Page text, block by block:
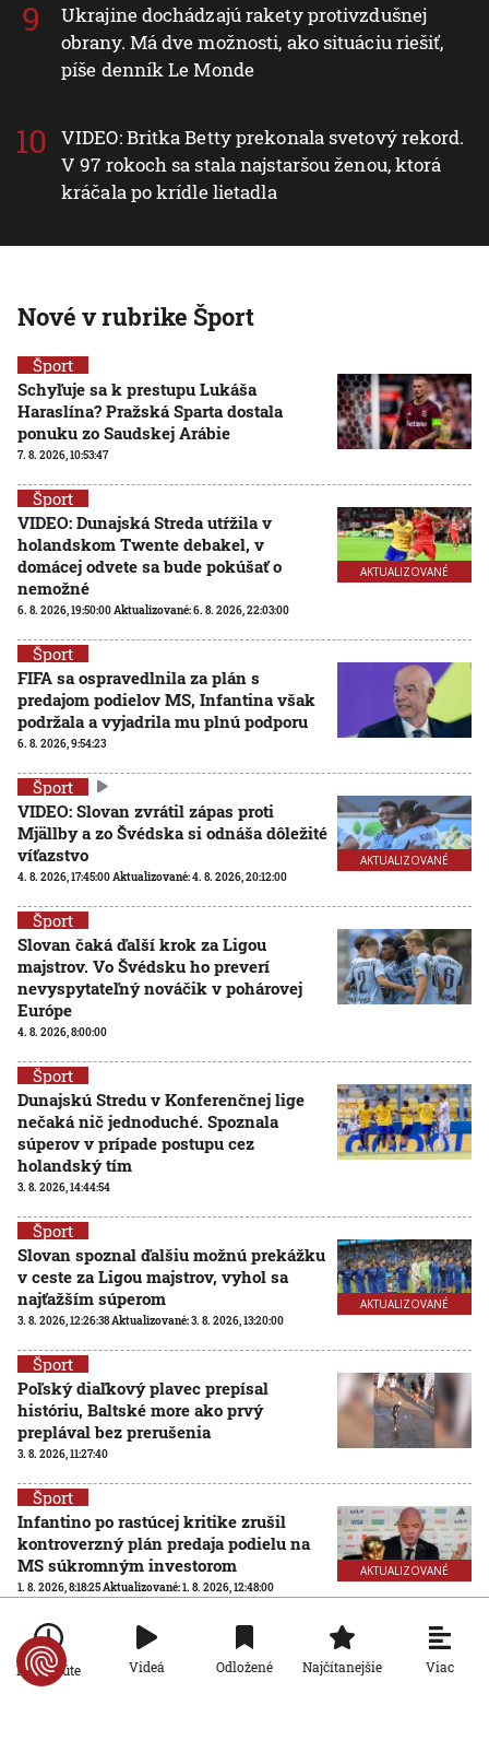
Ukrajine dochádzajú rakety protivzdušnej
obrany. Má dve možnosti, ako situáciu riešiť,
píše denník Le Monde
VIDEO: Britka Betty prekonala svetový rekord.
V 97 rokoch sa stala najstaršou ženou, ktorá
kráčala po krídle lietadla
Nové v rubrike Šport
Šport
Schyľuje sa k prestupu Lukáša
Haraslína? Pražská Sparta dostala
ponuku zo Saudskej Arábie
7. 8. 2026, 10:53:47
AKTUALIZOVANÉ
Šport
VIDEO: Dunajská Streda utŕžila v
holandskom Twente debakel, v
domácej odvete sa bude pokúšať o
nemožné
6. 8. 2026, 19:50:00 Aktualizované:6. 8. 2026, 22:03:00
Šport
FIFA sa ospravedlnila za plán s
predajom podielov MS, Infantina však
podržala a vyjadrila mu plnú podporu
6. 8. 2026, 9:54:23
AKTUALIZOVANÉ
Šport
VIDEO: Slovan zvrátil zápas proti
Mjällby a zo Švédska si odnáša dôležité
víťazstvo
4. 8. 2026, 17:45:00 Aktualizované:4. 8. 2026, 20:12:00
Šport
Slovan čaká ďalší krok za Ligou
majstrov. Vo Švédsku ho preverí
nevyspytateľný nováčik v pohárovej
Európe
4. 8. 2026, 8:00:00
Šport
Dunajskú Stredu v Konferenčnej lige
nečaká nič jednoduché. Spoznala
súperov v prípade postupu cez
holandský tím
3. 8. 2026, 14:44:54
AKTUALIZOVANÉ
Šport
Slovan spoznal ďalšiu možnú prekážku
v ceste za Ligou majstrov, vyhol sa
najťažším súperom
3. 8. 2026, 12:26:38 Aktualizované:3. 8. 2026, 13:20:00
Šport
Poľský diaľkový plavec prepísal
históriu, Baltské more ako prvý
preplával bez prerušenia
3. 8. 2026, 11:27:40
AKTUALIZOVANÉ
Šport
Infantino po rastúcej kritike zrušil
kontroverzný plán predaja podielu na
MS súkromným investorom
1. 8. 2026, 8:18:25 Aktualizované:1. 8. 2026, 12:48:00
Šport
Futbalové MS so 64 účastníkmi? FIFA
hľadá nezávislú spoločnosť na
Po minúte Videá Odložené Najčítanejšie Viac